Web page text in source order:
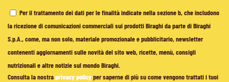
Per il trattamento dei dati per le finalità indicate nella sezione b, che includono
la ricezione di comunicazioni commerciali sui prodotti Biraghi da parte di Biraghi
S.p.A., come, ma non solo, materiale promozionale e pubblicitario, newsletter
contenenti aggiornamenti sulle novità del sito web, ricette, menù, consigli
nutrizionali e altre notizie sul mondo Biraghi.
Consulta la nostraprivacy policyper saperne di più su come vengono trattati i tuoi